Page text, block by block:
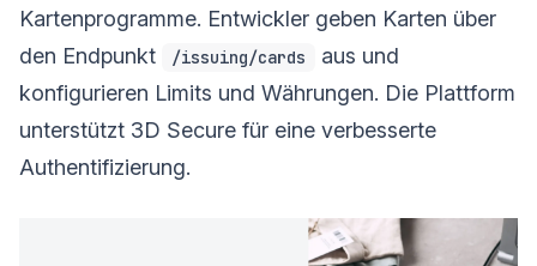
Kartenprogramme. Entwickler geben Karten über
den Endpunkt
/issuing/cards
aus und
konfigurieren Limits und Währungen. Die Plattform
unterstützt 3D Secure für eine verbesserte
Authentifizierung.